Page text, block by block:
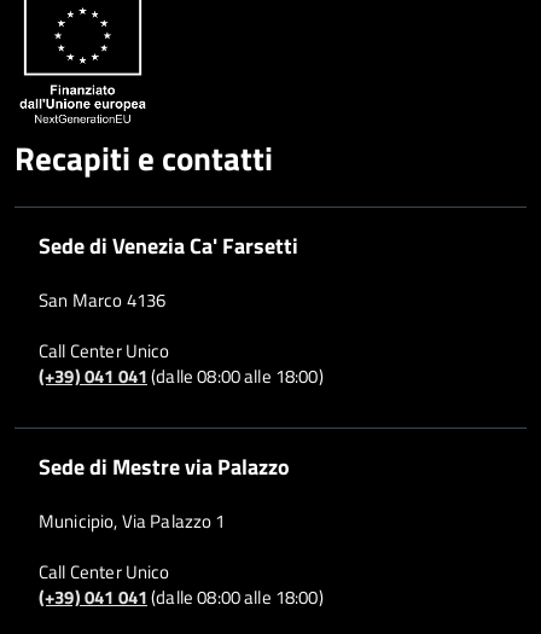
Recapiti e contatti
Sede di Venezia Ca' Farsetti
San Marco 4136
Call Center Unico
(+39) 041 041(dalle 08:00 alle 18:00)
Sede di Mestre via Palazzo
Municipio, Via Palazzo 1
Call Center Unico
(+39) 041 041(dalle 08:00 alle 18:00)